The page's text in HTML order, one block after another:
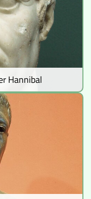
Hannibal